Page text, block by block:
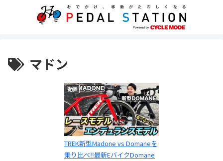
マドン
動画
TREK新型Madone vs Domaneを
乗り比べ‼最新EバイクDomane